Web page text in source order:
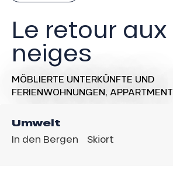
Le retour aux
neiges
MÖBLIERTE UNTERKÜNFTE UND
FERIENWOHNUNGEN, APPARTMENT
Umwelt
In den Bergen Skiort